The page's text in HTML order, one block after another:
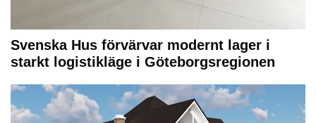
Svenska Hus förvärvar modernt lager i
starkt logistikläge i Göteborgsregionen